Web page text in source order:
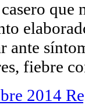
que
ante
fiebre
2014